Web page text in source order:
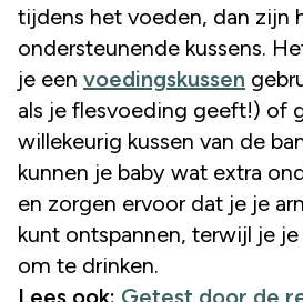
tijdens het voeden, dan zijn
ondersteunende kussens.
je een voedingskussen
als je flesvoeding geeft!) of
willekeurig kussen van de
kunnen je baby wat extra
en zorgen ervoor dat je je
kunt ontspannen, terwijl je
om te drinken.
Lees ook: Getest door de